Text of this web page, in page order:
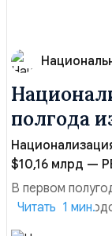
полгода
$10,16 млрд —
В первом
$10,16 млрд,
период 2025
Читать 1 мин.